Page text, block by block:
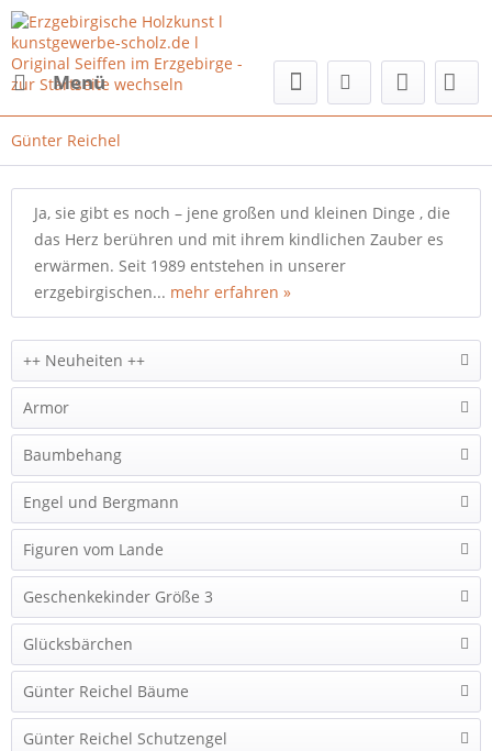
Menü
Günter Reichel
Ja, sie gibt es noch – jene großen und kleinen Dinge , die
das Herz berühren und mit ihrem kindlichen Zauber es
erwärmen. Seit 1989 entstehen in unserer
erzgebirgischen... mehr erfahren »
++ Neuheiten ++
Armor
Baumbehang
Engel und Bergmann
Figuren vom Lande
Geschenkekinder Größe 3
Glücksbärchen
Günter Reichel Bäume
Günter Reichel Schutzengel